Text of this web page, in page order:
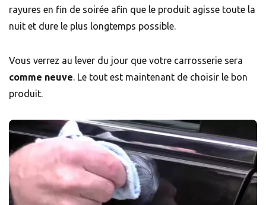
rayures en fin de soirée afin que le produit agisse toute la
nuit et dure le plus longtemps possible.
Vous verrez au lever du jour que votre carrosserie sera
comme neuve. Le tout est maintenant de choisir le bon
produit.